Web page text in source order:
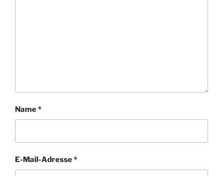
Name*
E-Mail-Adresse*